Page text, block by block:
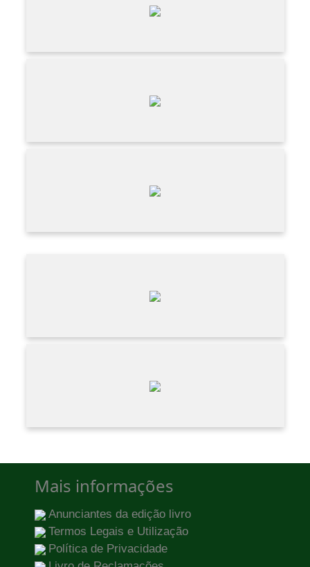
Mais informações
Anunciantes da edição livro
Termos Legais e Utilização
Política de Privacidade